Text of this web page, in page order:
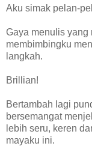
Aku simak pelan-
Gaya menulis yang
membimbingku
langkah.
Brillian!
Bertambah lagi
bersemangat
lebih seru, keren
mayaku ini.